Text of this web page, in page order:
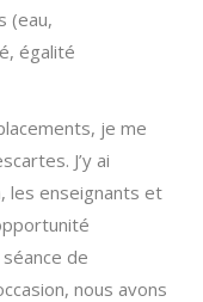
(eau,
égalité
je me
J’y ai
les enseignants et
de
nous avons